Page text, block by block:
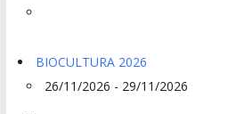
BIOCULTURA 2026
26/11/2026 - 29/11/2026